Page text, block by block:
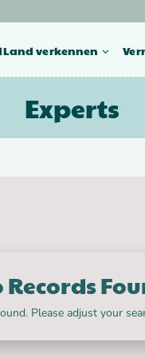
verkennen
Experts
Records
Please adjust your